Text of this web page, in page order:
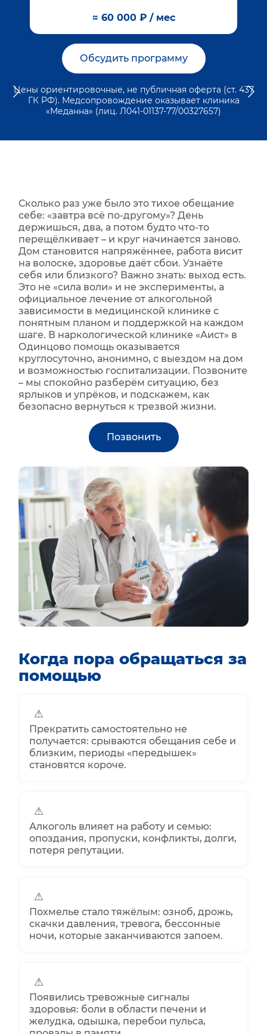
≈ 60 000 ₽ / мес
Обсудить программу
Цены ориентировочные, не публичная оферта (ст. 437
ГК РФ). Медсопровождение оказывает клиника
«Меданна» (лиц. Л041-01137-77/00327657)
Сколько раз уже было это тихое обещание
себе: «завтра всё по‑другому»? День
держишься, два, а потом будто что‑то
перещёлкивает – и круг начинается заново.
Дом становится напряжённее, работа висит
на волоске, здоровье даёт сбои. Узнаёте
себя или близкого? Важно знать: выход есть.
Это не «сила воли» и не эксперименты, а
официальное лечение от алкогольной
зависимости в медицинской клинике с
понятным планом и поддержкой на каждом
шаге. В наркологической клинике «Аист» в
Одинцово помощь оказывается
круглосуточно, анонимно, с выездом на дом
и возможностью госпитализации. Позвоните
– мы спокойно разберём ситуацию, без
ярлыков и упрёков, и подскажем, как
безопасно вернуться к трезвой жизни.
Позвонить
Когда пора обращаться за
помощью
⚠
Прекратить самостоятельно не
получается: срываются обещания себе и
близким, периоды «передышек»
становятся короче.
⚠
Алкоголь влияет на работу и семью:
опоздания, пропуски, конфликты, долги,
потеря репутации.
⚠
Похмелье стало тяжёлым: озноб, дрожь,
скачки давления, тревога, бессонные
ночи, которые заканчиваются запоем.
⚠
Появились тревожные сигналы
здоровья: боли в области печени и
желудка, одышка, перебои пульса,